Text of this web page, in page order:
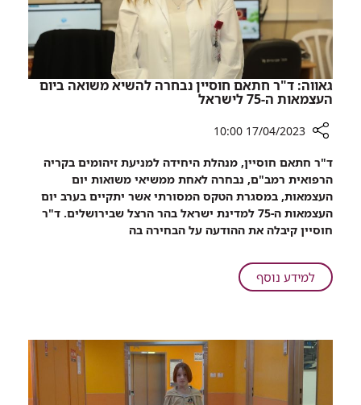
גאווה: ד"ר חתאם חוסיין נבחרה להשיא משואה ביום
העצמאות ה-75 לישראל
שיתוף
גאווה:
ד"ר
חתאם
חוסיין
להשיא
משואה
ה-75
לישראל
17/04/2023 10:00
ד"ר חתאם חוסיין, מנהלת היחידה למניעת זיהומים בקריה
הרפואית רמב"ם, נבחרה לאחת ממשיאי משואות יום
העצמאות, במסגרת הטקס המסורתי אשר יתקיים בערב יום
העצמאות ה-75 למדינת ישראל בהר הרצל שבירושלים. ד"ר
חוסיין קיבלה את ההודעה על הבחירה בה
למידע נוסףעל
גאווה:
נבחרה
משואה